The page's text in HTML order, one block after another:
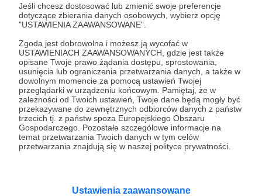
Jeśli chcesz dostosować lub zmienić swoje preferencje
dotyczące zbierania danych osobowych, wybierz opcję
"USTAWIENIA ZAAWANSOWANE".
Zgoda jest dobrowolna i możesz ją wycofać w
USTAWIENIACH ZAAWANSOWANYCH, gdzie jest także
opisane Twoje prawo żądania dostępu, sprostowania,
usunięcia lub ograniczenia przetwarzania danych, a także w
dowolnym momencie za pomocą ustawień Twojej
przeglądarki w urządzeniu końcowym. Pamiętaj, że w
zależności od Twoich ustawień, Twoje dane będą mogły być
przekazywane do zewnętrznych odbiorców danych z państw
trzecich tj. z państw spoza Europejskiego Obszaru
Gospodarczego. Pozostałe szczegółowe informacje na
temat przetwarzania Twoich danych w tym celów
przetwarzania znajdują się w naszej polityce prywatności.
Ustawienia zaawansowane
nauczyciel matematyki, twórca edukacyjny, samorzecznik
w spektrum.